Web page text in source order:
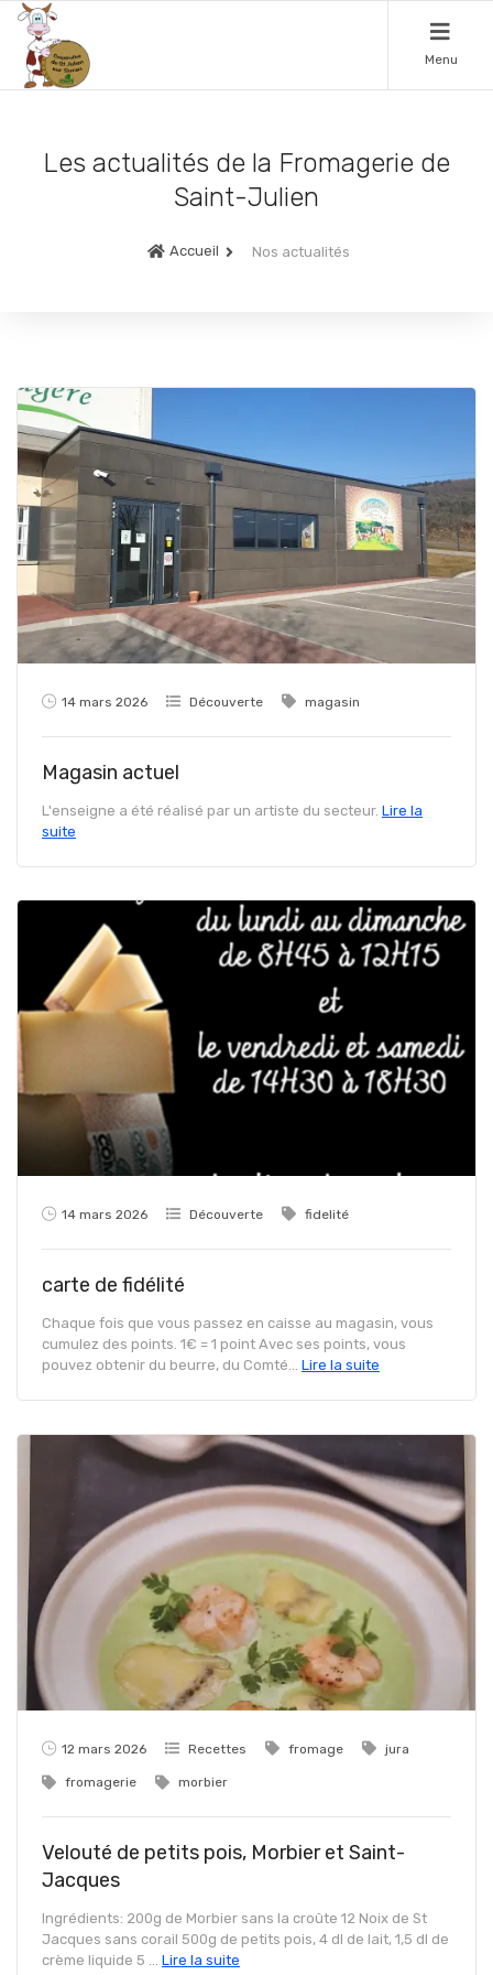
Menu
Les actualités de la Fromagerie de
Saint-Julien
Accueil Nos actualités
14 mars 2026 Découverte magasin
Magasin actuel
L'enseigne a été réalisé par un artiste du secteur. Lire la
suite
14 mars 2026 Découverte fidelité
carte de fidélité
Chaque fois que vous passez en caisse au magasin, vous
cumulez des points. 1€ = 1 point Avec ses points, vous
pouvez obtenir du beurre, du Comté... Lire la suite
12 mars 2026 Recettes fromage jura
fromagerie morbier
Velouté de petits pois, Morbier et Saint-
Jacques
Ingrédients: 200g de Morbier sans la croûte 12 Noix de St
Jacques sans corail 500g de petits pois, 4 dl de lait, 1,5 dl de
crème liquide 5 ... Lire la suite